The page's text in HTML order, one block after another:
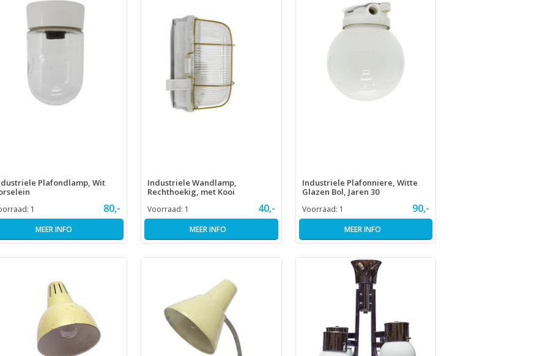
Plafondlamp, Wit
1 80,-
MEER INFO
Industriele Wandlamp,
Rechthoekig, met Kooi
Voorraad: 1 40,-
MEER INFO
Industriele Plafonniere, Witte
Glazen Bol, Jaren 30
Voorraad: 1 90,-
MEER INFO